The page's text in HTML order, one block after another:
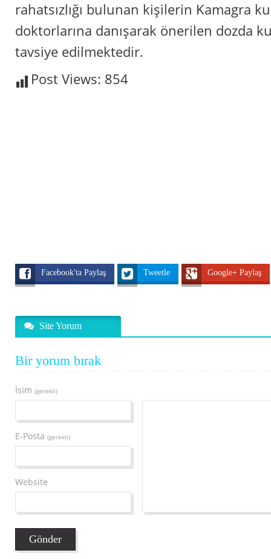
rahatsızlığı bulunan kişilerin Kamagra
doktorlarına danışarak önerilen dozda
tavsiye edilmektedir.
Post Views: 854
Facebook'ta Paylaş Tweetle Google+ Paylaş
Site Yorum
Bir yorum bırak
İsim (gerekli)
E-Posta (gerekli)
Website